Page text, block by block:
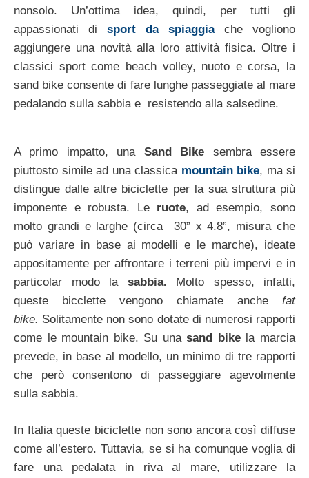
nonsolo. Un’ottima idea, quindi, per tutti gli
appassionati di sport da spiaggiache vogliono
aggiungere una novità alla loro attività fisica. Oltre i
classici sport come beach volley, nuoto e corsa, la
sand bike consente di fare lunghe passeggiate al mare
pedalando sulla sabbia e resistendo alla salsedine.
A primo impatto, unaSand Bike sembra essere
piuttosto simile ad una classicamountain bike, ma si
distingue dalle altre biciclette per la sua struttura più
imponente e robusta. Le ruote, ad esempio, sono
molto grandi e larghe (circa 30” x 4.8”, misura che
può variare in base ai modelli e le marche), ideate
appositamente per affrontare i terreni più impervi e in
particolar modo la sabbia. Molto spesso, infatti,
queste bicclette vengono chiamate anche fat
bike. Solitamente non sono dotate di numerosi rapporti
come le mountain bike. Su unasand bikela marcia
prevede, in base al modello, un minimo di tre rapporti
che però consentono di passeggiare agevolmente
sulla sabbia.
In Italia queste biciclette non sono ancora così diffuse
come all’estero. Tuttavia, se si ha comunque voglia di
fare una pedalata in riva al mare, utilizzare la